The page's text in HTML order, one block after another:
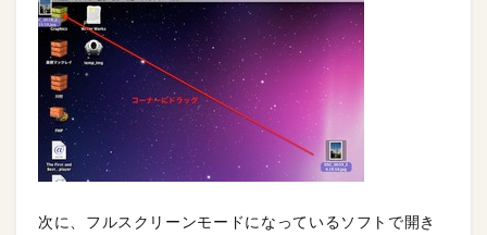
次に、フルスクリーンモードになっているソフトで開き